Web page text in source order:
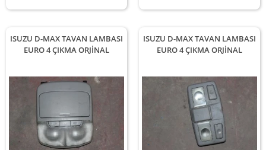
ISUZU D-MAX TAVAN LAMBASI
EURO 4 ÇIKMA ORJİNAL
ISUZU D-MAX TAVAN LAMBASI
EURO 4 ÇIKMA ORJİNAL